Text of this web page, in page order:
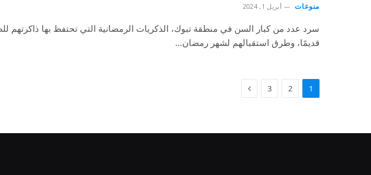
منوعات أبريل 1, 2024
سرد عدد من كبار السن في منطقة تبوك، الذكريات الرمضانية التي تحتفظ بها ذاكرتهم
قديمًا، وطرق استقبالهم لشهر رمضان…
1
2
3